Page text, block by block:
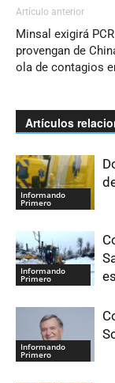
Artículo anterior
Minsal exigirá
provengan de
ola de contagios
Artículos
Informando
Primero
Informando
Primero
Informando
Primero